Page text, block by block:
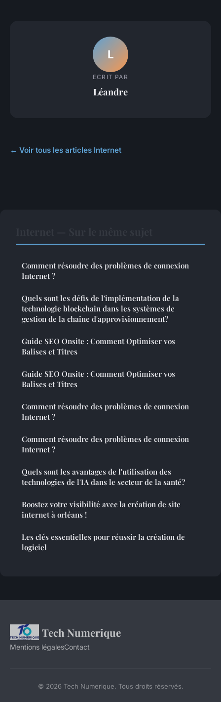
L
ECRIT PAR
Léandre
← Voir tous les articles Internet
Comment résoudre des problèmes de connexion
Internet ?
Quels sont les défis de l'implémentation de la
technologie blockchain dans les systèmes de
gestion de la chaîne d'approvisionnement?
Guide SEO Onsite : Comment Optimiser vos
Balises et Titres
Guide SEO Onsite : Comment Optimiser vos
Balises et Titres
Comment résoudre des problèmes de connexion
Internet ?
Comment résoudre des problèmes de connexion
Internet ?
Quels sont les avantages de l'utilisation des
technologies de l'IA dans le secteur de la santé?
Boostez votre visibilité avec la création de site
internet à orléans !
Les clés essentielles pour réussir la création de
logiciel
Tech Numerique
Mentions légalesContact
© 2026 Tech Numerique. Tous droits réservés.